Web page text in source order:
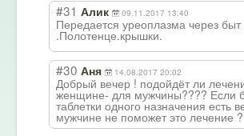
#31 Алик 09.11.2017 13:40
Передается уреоплазма через быт
.Полотенце.крышки.
#30 Аня 14.08.2017 20:02
Добрый вечер ! подойдёт ли
женщине- для мужчины???? Если
таблетки одного назначения есть
мужчине не поможет это лечение ?